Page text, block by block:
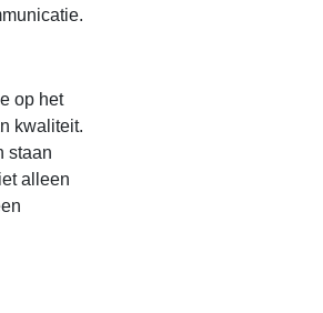
op het
kwaliteit.
staan
alleen